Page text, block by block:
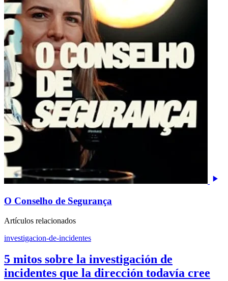
O Conselho de Segurança
Artículos relacionados
investigacion-de-incidentes
5 mitos sobre la investigación de
incidentes que la dirección todavía cree